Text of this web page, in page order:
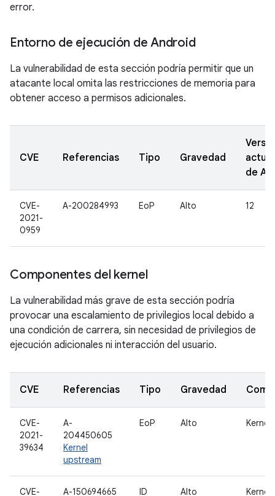
error.
Entorno de ejecución de Android
La vulnerabilidad de esta sección podría permitir que un
atacante local omita las restricciones de memoria para
obtener acceso a permisos adicionales.
CVE Referencias Tipo Gravedad
de
CVE-
2021-
0959
A-200284993 EoP Alto 12
Componentes del kernel
La vulnerabilidad más grave de esta sección podría
provocar una escalamiento de privilegios local debido a
una condición de carrera, sin necesidad de privilegios de
ejecución adicionales ni interacción del usuario.
CVE Referencias Tipo Gravedad
CVE-
2021-
39634
A-
204450605
Kernel
upstream
EoP Alto Kernel
CVE- A-150694665 ID Alto Kernel